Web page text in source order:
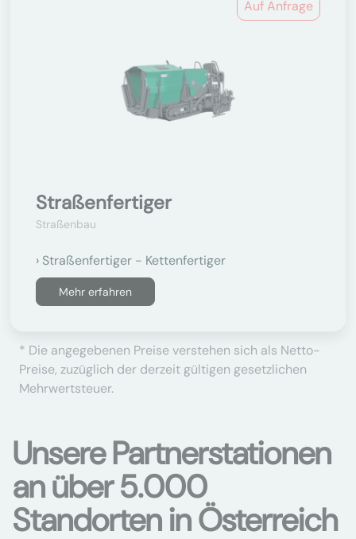
Auf Anfrage
Straßenfertiger
Straßenbau
Straßenfertiger - Kettenfertiger
Mehr erfahren
* Die angegebenen Preise verstehen sich als Netto-
Preise, zuzüglich der derzeit gültigen gesetzlichen
Mehrwertsteuer.
Unsere Partnerstationen
an über 5.000
Standorten in Österreich